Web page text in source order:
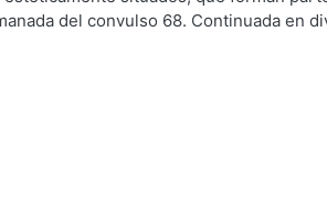
;Moreno Corso, Alejandro;Hijar
del convulso 68. Continuada en